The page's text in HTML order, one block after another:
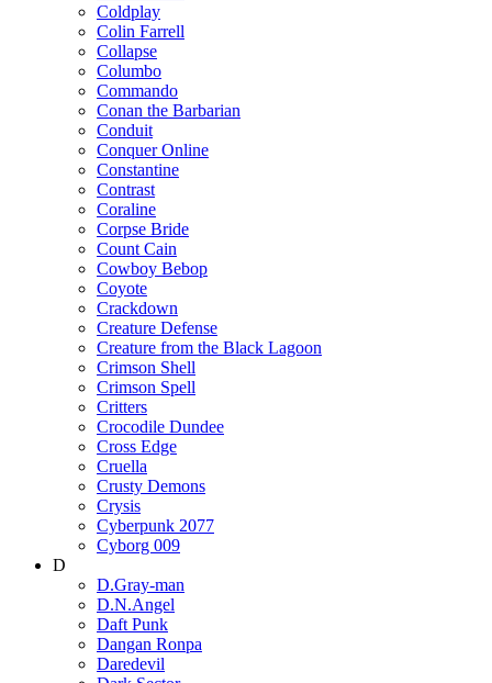
Coldplay
Colin Farrell
Collapse
Columbo
Commando
Conan the Barbarian
Conduit
Conquer Online
Constantine
Contrast
Coraline
Corpse Bride
Count Cain
Cowboy Bebop
Coyote
Crackdown
Creature Defense
Creature from the Black Lagoon
Crimson Shell
Crimson Spell
Critters
Crocodile Dundee
Cross Edge
Cruella
Crusty Demons
Crysis
Cyberpunk 2077
Cyborg 009
D
D.Gray-man
D.N.Angel
Daft Punk
Dangan Ronpa
Daredevil